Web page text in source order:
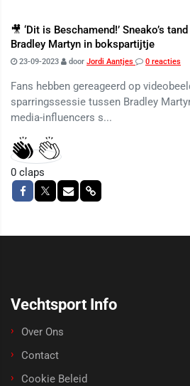
🎥 ‘Dit is Beschamend!’ Sneako’s
Bradley Martyn in bokspartijtje
23-09-2023 door Jordi Aantjes 0 reacties
Fans hebben gereageerd op
sparringssessie tussen Bradley
media-influencers s...
0 claps
Vechtsport Info
Over Ons
Contact
Cookie Beleid